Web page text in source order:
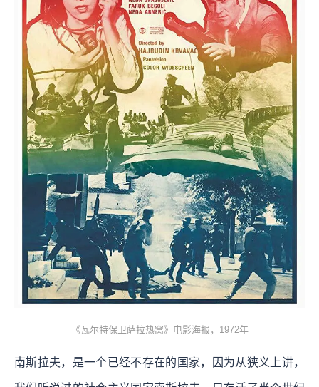
《瓦尔特保卫萨拉热窝》电影海报，1972年
南斯拉夫，是一个已经不存在的国家，因为从狭义上讲，